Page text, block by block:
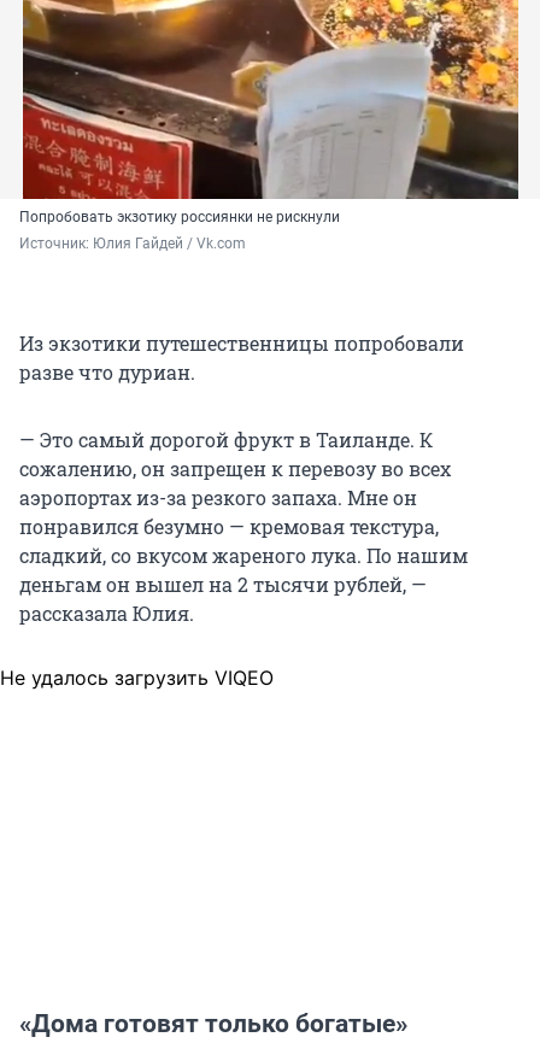
Попробовать экзотику россиянки не рискнули
Источник: Юлия Гайдей / Vk.com
Из экзотики путешественницы попробовали
разве что дуриан.
— Это самый дорогой фрукт в Таиланде. К
сожалению, он запрещен к перевозу во всех
аэропортах из-за резкого запаха. Мне он
понравился безумно — кремовая текстура,
сладкий, со вкусом жареного лука. По нашим
деньгам он вышел на 2 тысячи рублей, —
рассказала Юлия.
Не удалось загрузить VIQEO
«Дома готовят только богатые»